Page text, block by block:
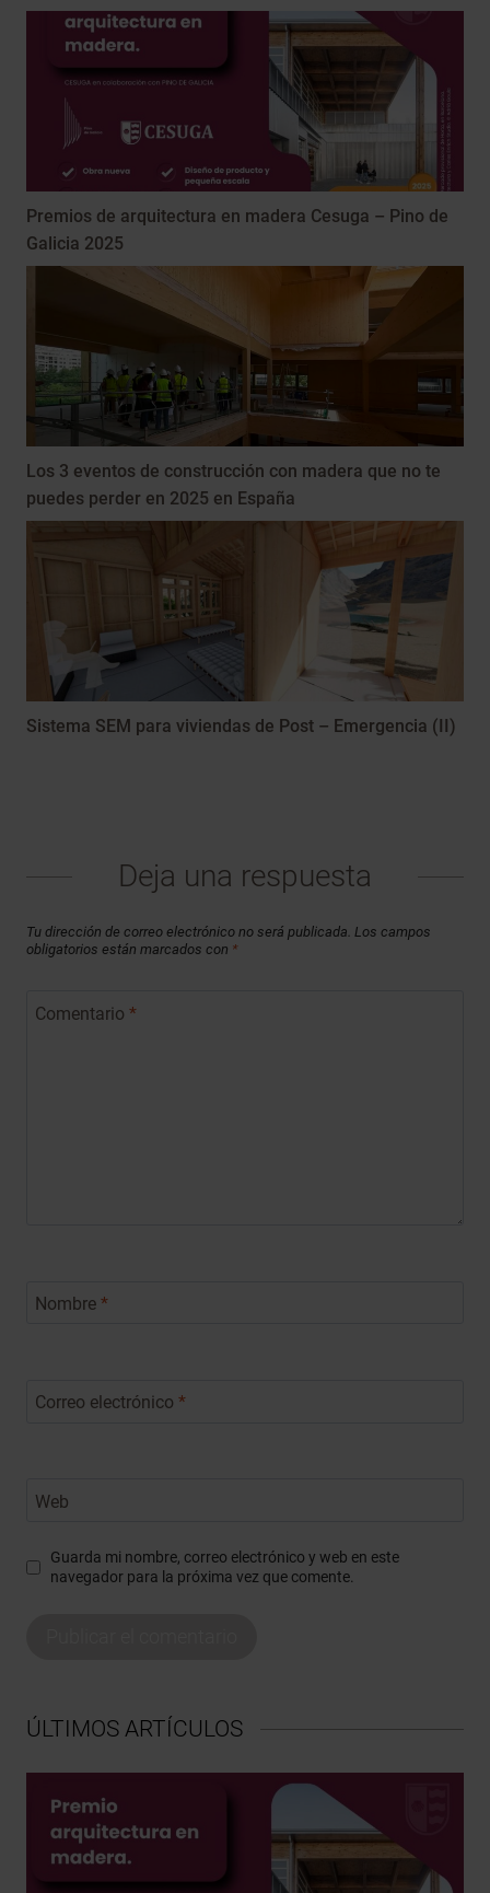
Premios de arquitectura en madera Cesuga – Pino de
Galicia 2025
Los 3 eventos de construcción con madera que no te
puedes perder en 2025 en España
Sistema SEM para viviendas de Post – Emergencia (II)
Deja una respuesta
Tu dirección de correo electrónico no será publicada. Los campos
obligatorios están marcados con *
Comentario *
Nombre *
Correo electrónico *
Web
Guarda mi nombre, correo electrónico y web en este
navegador para la próxima vez que comente.
ÚLTIMOS ARTÍCULOS